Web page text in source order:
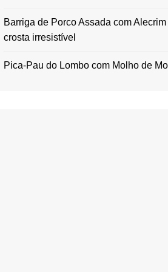
Barriga de Porco Assada com Alecrim
crosta irresistível
Pica-Pau do Lombo com Molho de